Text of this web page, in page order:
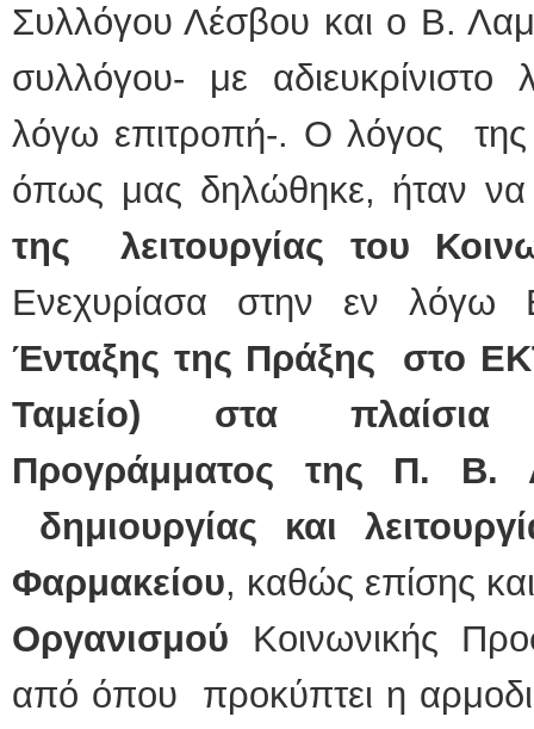
Συλλόγου Λέσβου και ο Β.
συλλόγου- με
λόγω επιτροπή-. Ο λόγος της
όπως μας δηλώθηκε, ήταν
της λειτουργίας του
Ενεχυρίασα στην εν λόγω
Ένταξης της Πράξης στο
Ταμείο) στα πλαίσια
Προγράμματος της Π. Β.
δημιουργίας και
Φαρμακείου, καθώς επίσης
Οργανισμού Κοινωνικής
από όπου προκύπτει η